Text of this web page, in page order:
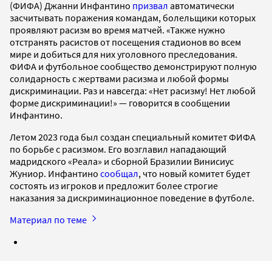
(ФИФА) Джанни Инфантино призвал автоматически
засчитывать поражения командам, болельщики которых
проявляют расизм во время матчей. «Также нужно
отстранять расистов от посещения стадионов во всем
мире и добиться для них уголовного преследования.
ФИФА и футбольное сообщество демонстрируют полную
солидарность с жертвами расизма и любой формы
дискриминации. Раз и навсегда: «Нет расизму! Нет любой
форме дискриминации!» — говорится в сообщении
Инфантино.
Летом 2023 года был создан специальный комитет ФИФА
по борьбе с расизмом. Его возглавил нападающий
мадридского «Реала» и сборной Бразилии Винисиус
Жуниор. Инфантино сообщал, что новый комитет будет
состоять из игроков и предложит более строгие
наказания за дискриминационное поведение в футболе.
Материал по теме